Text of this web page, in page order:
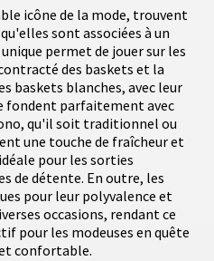
icône de la mode, trouvent
sont associées à un
permet de jouer sur les
des baskets et la
baskets blanches, avec leur
fondent parfaitement avec
qu'il soit traditionnel ou
une touche de fraîcheur et
pour les sorties
de détente. En outre, les
pour leur polyvalence et
occasions, rendant ce
pour les modeuses en quête
confortable.